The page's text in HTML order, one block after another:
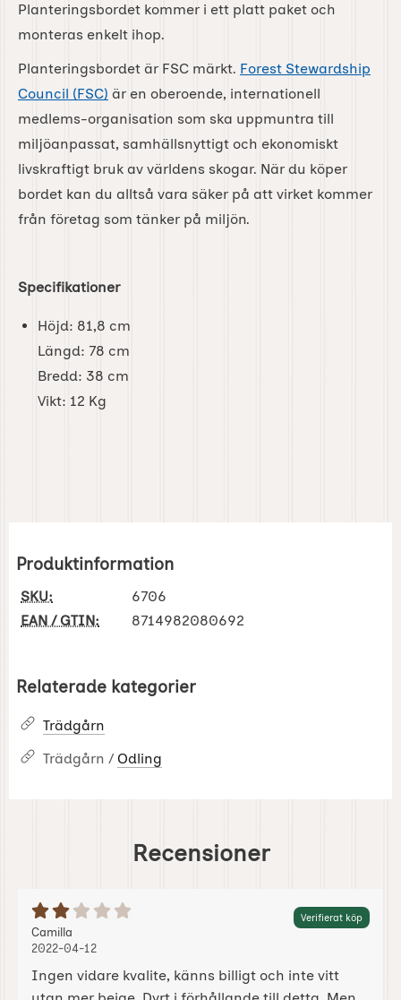
Planteringsbordet kommer i ett platt paket och
monteras enkelt ihop.
Planteringsbordet är FSC märkt. Forest Stewardship
Council (FSC) är en oberoende, internationell
medlems-organisation som ska uppmuntra till
miljöanpassat, samhällsnyttigt och ekonomiskt
livskraftigt bruk av världens skogar. När du köper
bordet kan du alltså vara säker på att virket kommer
från företag som tänker på miljön.
Specifikationer
Höjd: 81,8 cm
Längd: 78 cm
Bredd: 38 cm
Vikt: 12 Kg
Produktinformation
SKU:
6706
EAN / GTIN:
8714982080692
Relaterade kategorier
Trädgårn
Trädgårn / Odling
Recensioner
Betyg: 2 Stjärnor av 5 Verifierat köp
Recension av:
Camilla
2022-04-12
Ingen vidare kvalite, känns billigt och inte vitt